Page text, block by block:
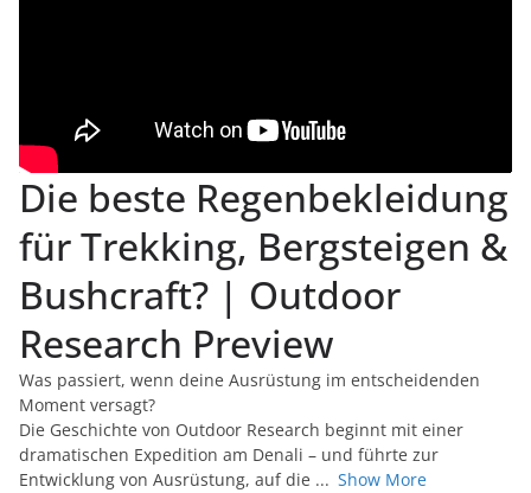
Die beste Regenbekleidung
für Trekking, Bergsteigen &
Bushcraft? | Outdoor
Research Preview
Was passiert, wenn deine Ausrüstung im entscheidenden
Moment versagt?
Die Geschichte von Outdoor Research beginnt mit einer
dramatischen Expedition am Denali – und führte zur
Entwicklung von Ausrüstung, auf die ... Show More